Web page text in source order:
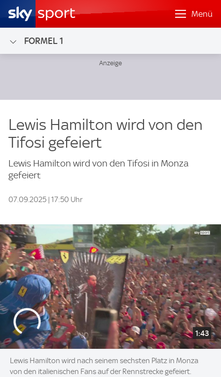
Menü
FORMEL 1
Lewis Hamilton wird von den
Tifosi gefeiert
Lewis Hamilton wird von den Tifosi in Monza
gefeiert
07.09.2025 | 17:50 Uhr
1:43
Lewis Hamilton wird nach seinem sechsten Platz in Monza
von den italienischen Fans auf der Rennstrecke gefeiert.